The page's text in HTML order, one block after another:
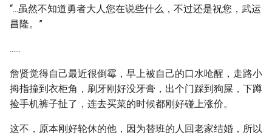
“...虽然不知道勇者大人您在说些什么，不过还是祝您，武运
昌隆。”
......
詹贤觉得自己最近很倒霉，早上被自己的口水呛醒，走路小
拇指撞到衣柜角，刷牙刚好没牙膏，出个门踩到狗屎，下蹲
捡手机裤子扯了，连去买菜的时候都刚好碰上涨价。
这不，原本刚好轮休的他，因为替班的人回老家结婚，所以